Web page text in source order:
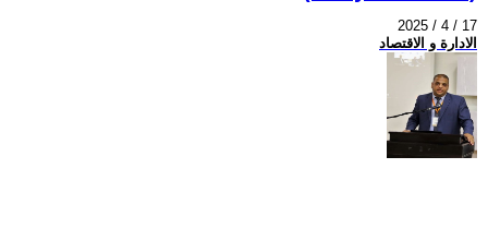
2025 / 4 / 17
الادارة و الاقتصاد